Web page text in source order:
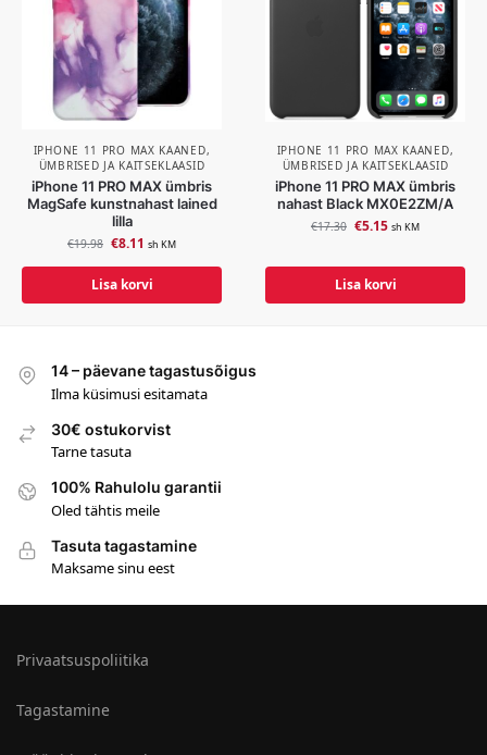
IPHONE 11 PRO MAX KAANED,
ÜMBRISED JA KAITSEKLAASID
iPhone 11 PRO MAX ümbris
MagSafe kunstnahast lained
lilla
€19.98 €8.11 sh KM
Lisa korvi
IPHONE 11 PRO MAX KAANED,
ÜMBRISED JA KAITSEKLAASID
iPhone 11 PRO MAX ümbris
nahast Black MX0E2ZM/A
€17.30 €5.15 sh KM
Lisa korvi
14 – päevane tagastusõigus
Ilma küsimusi esitamata
30€ ostukorvist
Tarne tasuta
100% Rahulolu garantii
Oled tähtis meile
Tasuta tagastamine
Maksame sinu eest
Privaatsuspoliitika
Tagastamine